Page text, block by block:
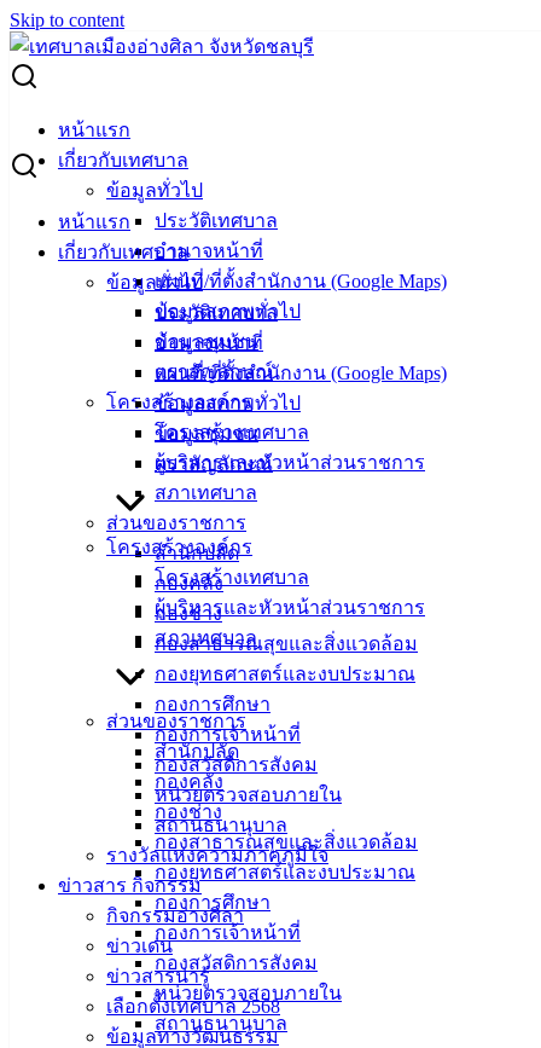
Skip to content
หน้าแรก
เกี่ยวกับเทศบาล
ข้อมูลทั่วไป
ประวัติเทศบาล
อำนาจหน้าที่
แผนที่/ที่ตั้งสำนักงาน (Google Maps)
ข้อมูลสภาพทั่วไป
ข้อมูลชุมชน
ตราสัญลักษณ์
โครงสร้างองค์กร
โครงสร้างเทศบาล
ผู้บริหารและหัวหน้าส่วนราชการ
สภาเทศบาล
ส่วนของราชการ
สำนักปลัด
กองคลัง
กองช่าง
กองสาธารณสุขและสิ่งแวดล้อม
กองยุทธศาสตร์และงบประมาณ
กองการศึกษา
กองการเจ้าหน้าที่
กองสวัสดิการสังคม
หน่วยตรวจสอบภายใน
สถานธนานุบาล
รางวัลแห่งความภาคภูมิใจ
ข่าวสาร กิจกรรม
กิจกรรมอ่างศิลา
ข่าวเด่น
ข่าวสารน่ารู้
เลือกตั้งเทศบาล 2568
ข้อมูลทางวัฒนธรรม
หน้าแรก
เกี่ยวกับเทศบาล
ข้อมูลทั่วไป
ประวัติเทศบาล
อำนาจหน้าที่
แผนที่/ที่ตั้งสำนักงาน (Google Maps)
ข้อมูลสภาพทั่วไป
ข้อมูลชุมชน
ตราสัญลักษณ์
โครงสร้างองค์กร
โครงสร้างเทศบาล
ผู้บริหารและหัวหน้าส่วนราชการ
สภาเทศบาล
ส่วนของราชการ
สำนักปลัด
กองคลัง
กองช่าง
กองสาธารณสุขและสิ่งแวดล้อม
กองยุทธศาสตร์และงบประมาณ
กองการศึกษา
กองการเจ้าหน้าที่
กองสวัสดิการสังคม
หน่วยตรวจสอบภายใน
สถานธนานุบาล
Search for:
การแก้ไขปัญหายาเสพติดตามหลัก “เปลี่ยนผู้เสพ เป็นผู้ป่วย”
การแก้ไขปัญหายาเสพติดตามหลัก
“เปลี่ยนผู้เสพ เป็นผู้ป่วย”
ธันวาคม 1, 2023 ธันวาคม 1, 2023
เมืองอ่าง
เทศบาลเมือง
ม.3 ต.เสม็ด
อ.เมือง จ.ชลบุรี
142-100-104
บริการ
ประชาชน
ดาวน์โหลด